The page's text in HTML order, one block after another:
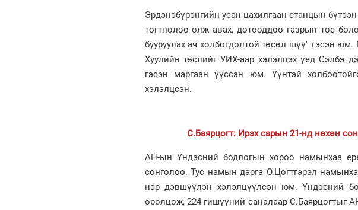
Эрдэнэбүрэнгийн усан цахилгаан станцын
тогтнолоо олж авах, дотооддоо газрын тос
бууруулах ач холбогдолтой төсөл шүү" гэсэн юм.
Хуулийн төслийг УИХ-аар хэлэлцэх үед Сэлбэ
гэсэн маргаан үүссэн юм. Үүнтэй
хэлэлцсэн.
С.Баярцогт: Ирэх сарын 21-нд нөхөн
АН-ын Үндэсний бодлогын хороо намынхаа
сонголоо. Тус намын дарга О.Цогтгэрэл
нэр дэвшүүлэн хэлэлцүүлсэн юм. Үндэсний
оролцож, 224 гишүүний саналаар С.Баярцогтыг